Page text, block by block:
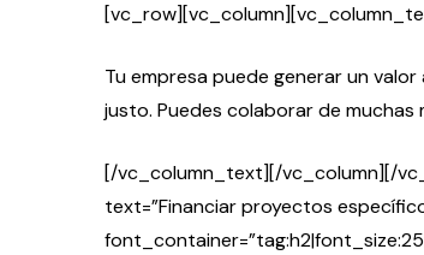
Tu empresa puede generar un
justo. Puedes colaborar de
[/vc_column_text][/vc_column][/
text=”Financiar proyectos